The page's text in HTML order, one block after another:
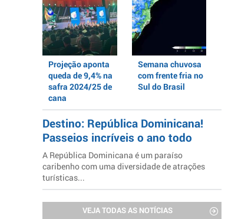
Projeção aponta
queda de 9,4% na
safra 2024/25 de
cana
Semana chuvosa
com frente fria no
Sul do Brasil
Destino: República Dominicana!
Passeios incríveis o ano todo
A República Dominicana é um paraíso
caribenho com uma diversidade de atrações
turísticas...
VEJA TODAS AS NOTÍCIAS